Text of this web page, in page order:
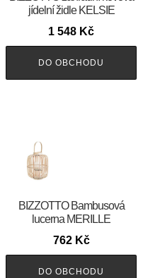
jídelní židle KELSIE
1 548 Kč
DO OBCHODU
BIZZOTTO Bambusová
lucerna MERILLE
762 Kč
DO OBCHODU